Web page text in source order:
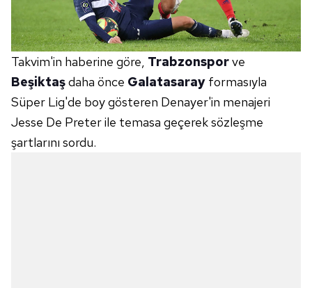
Takvim'in haberine göre, Trabzonsporve
Beşiktaşdaha önce Galatasaray formasıyla
Süper Lig'de boy gösteren Denayer'in menajeri
Jesse De Preter ile temasa geçerek sözleşme
şartlarını sordu.